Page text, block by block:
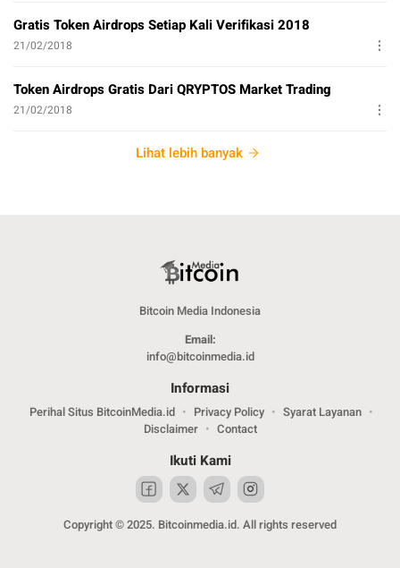
Gratis Token Airdrops Setiap Kali Verifikasi 2018
21/02/2018
Token Airdrops Gratis Dari QRYPTOS Market Trading
21/02/2018
Lihat lebih banyak
Bitcoin Media Indonesia
Email:
info@bitcoinmedia.id
Informasi
Perihal Situs BitcoinMedia.id Privacy Policy
Syarat Layanan
Disclaimer
Contact
Ikuti Kami
Copyright © 2025. Bitcoinmedia.id. All rights reserved